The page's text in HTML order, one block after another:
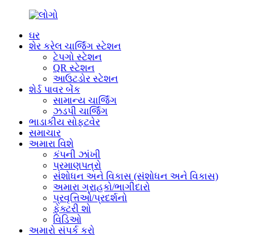
ઘર
શેર કરેલ ચાર્જિંગ સ્ટેશન
ટેપગો સ્ટેશન
QR સ્ટેશન
આઉટડોર સ્ટેશન
શેર્ડ પાવર બેંક
સામાન્ય ચાર્જિંગ
ઝડપી ચાર્જિંગ
ભાડાકીય સોફ્ટવેર
સમાચાર
અમારા વિશે
કંપની ઝાંખી
પ્રમાણપત્રો
સંશોધન અને વિકાસ (સંશોધન અને વિકાસ)
અમારા ગ્રાહકો/ભાગીદારો
પ્રવૃત્તિઓ/પ્રદર્શનો
ફેક્ટરી શો
વિડિઓ
અમારો સંપર્ક કરો